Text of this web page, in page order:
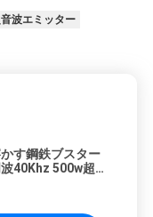
波エミッター
す鋼鉄ブスター
40Khz 500w超